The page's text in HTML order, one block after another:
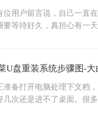
位用户留言说，自己一直
要等待好久，真担心有一
U盘重装系统步骤图-
准备打开电脑处理下文档
几次还是进不了桌面。很